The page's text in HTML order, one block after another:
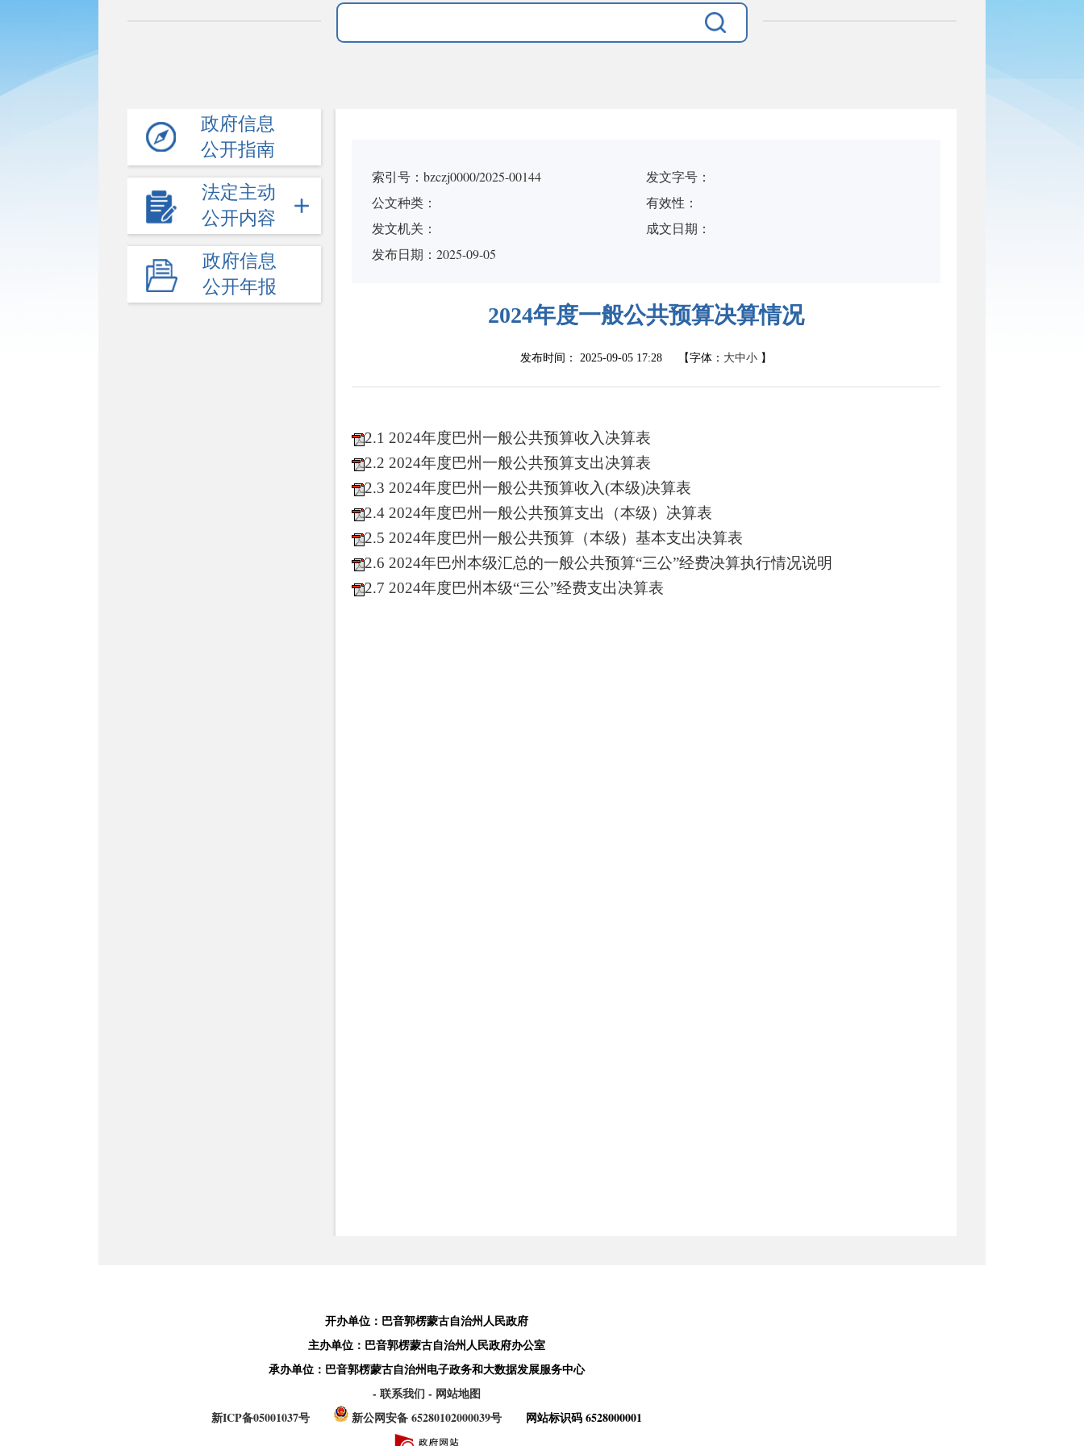
政府信息
公开指南
法定主动
公开内容
政府信息
公开年报
索引号：bzczj0000/2025-00144
发文字号：
公文种类：
有效性：
发文机关：
成文日期：
发布日期：2025-09-05
2024年度一般公共预算决算情况
发布时间： 2025-09-05 17:28 【字体： 大中小 】
2.1 2024年度巴州一般公共预算收入决算表
2.2 2024年度巴州一般公共预算支出决算表
2.3 2024年度巴州一般公共预算收入(本级)决算表
2.4 2024年度巴州一般公共预算支出（本级）决算表
2.5 2024年度巴州一般公共预算（本级）基本支出决算表
2.6 2024年巴州本级汇总的一般公共预算“三公”经费决算执行情况说明
2.7 2024年度巴州本级“三公”经费支出决算表
开办单位：巴音郭楞蒙古自治州人民政府
主办单位：巴音郭楞蒙古自治州人民政府办公室
承办单位：巴音郭楞蒙古自治州电子政务和大数据发展服务中心
- 联系我们- 网站地图
新ICP备05001037号
新公网安备 65280102000039号 网站标识码 6528000001